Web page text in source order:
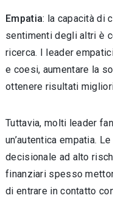
Empatia: la capacità di
sentimenti degli altri è
ricerca. I leader
e coesi, aumentare la
ottenere risul­tati
Tuttavia, molti leader
un’autentica empatia.
decisionale ad alto
finanziari spesso
di entra­re in contatto